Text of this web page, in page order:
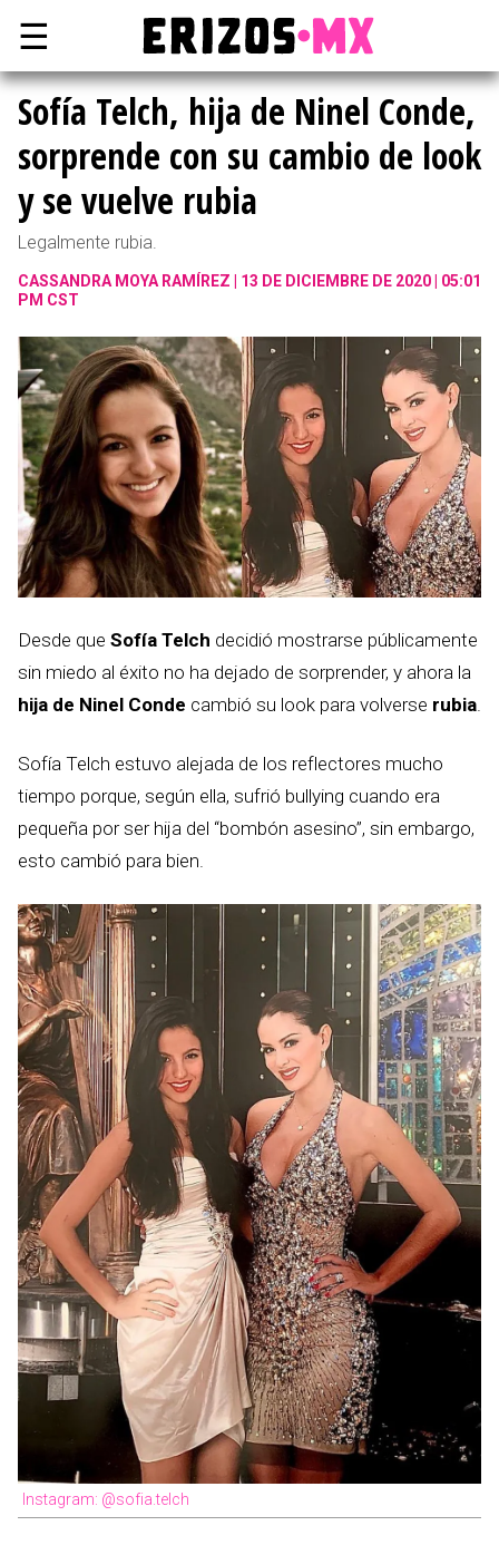
☰
Sofía Telch, hija de Ninel Conde,
sorprende con su cambio de look
y se vuelve rubia
Legalmente rubia.
CASSANDRA MOYA RAMÍREZ
13 DE DICIEMBRE DE 2020 | 05:01
PM CST
Desde que Sofía Telch decidió mostrarse públicamente
sin miedo al éxito no ha dejado de sorprender, y ahora la
hija de Ninel Conde cambió su look para volverse rubia.
Sofía Telch estuvo alejada de los reflectores mucho
tiempo porque, según ella, sufrió bullying cuando era
pequeña por ser hija del “bombón asesino”, sin embargo,
esto cambió para bien.
Instagram: @sofia.telch